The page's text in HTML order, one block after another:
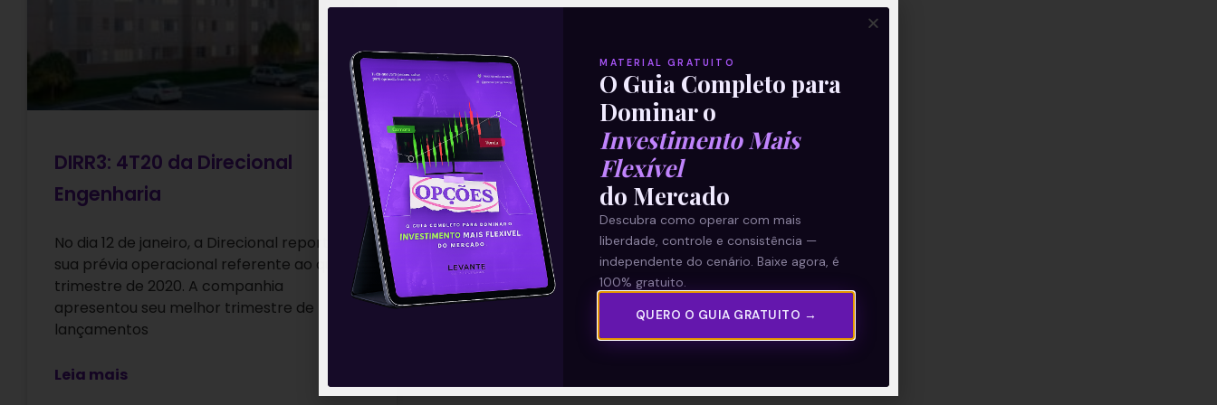
DIRR3: 4T20 da Direcional
Engenharia
No dia 12 de janeiro, a Direcional reportou
sua prévia operacional referente ao quarto
trimestre de 2020. A companhia
apresentou seu melhor trimestre de
lançamentos
Leia mais
MATERIAL GRATUITO
O Guia Completo para
Dominar o
Investimento Mais
Flexível
do Mercado
Descubra como operar com mais
liberdade, controle e consistência —
independente do cenário. Baixe agora, é
100% gratuito.
QUERO O GUIA GRATUITO →